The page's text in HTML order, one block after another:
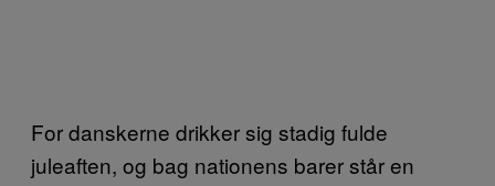
For danskerne drikker sig stadig fulde
juleaften, og bag nationens barer står en